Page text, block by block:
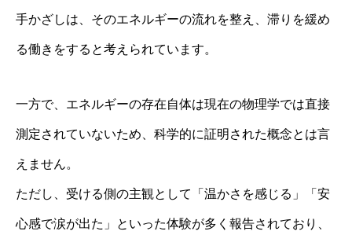
手かざしは、そのエネルギーの流れを整え、滞りを緩め
る働きをすると考えられています。
一方で、エネルギーの存在自体は現在の物理学では直接
測定されていないため、科学的に証明された概念とは言
えません。
ただし、受ける側の主観として「温かさを感じる」「安
心感で涙が出た」といった体験が多く報告されており、